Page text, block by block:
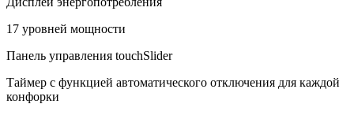
17 уровней мощности
Панель управления touchSlider
Таймер с функцией автоматического отключения для каждой
конфорки